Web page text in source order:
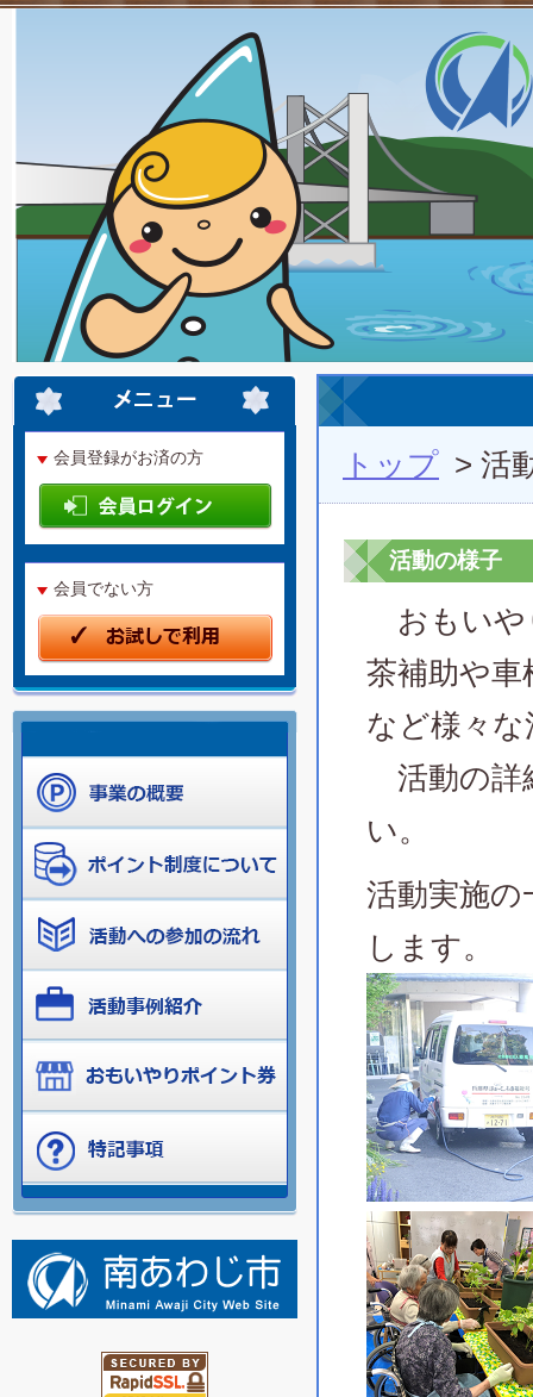
会員登録がお済の方
会員でない方
トップ > 活
活動の様子
おもいや
茶補助や車
など様々
活動の詳
い。
活動実施
します。